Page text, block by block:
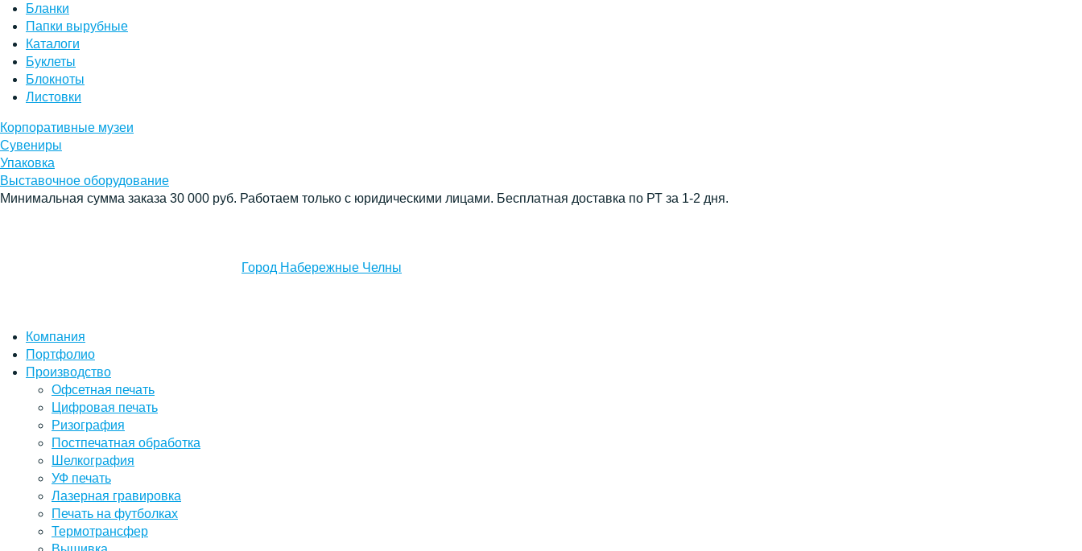
Бланки
Папки вырубные
Каталоги
Буклеты
Блокноты
Листовки
Корпоративные музеи
Сувениры
Упаковка
Выставочное оборудование
Минимальная сумма заказа 30 000 руб. Работаем только с юридическими лицами. Бесплатная доставка по РТ за 1-2 дня.
Город Набережные Челны
Компания
Портфолио
Производство
Офсетная печать
Цифровая печать
Ризография
Постпечатная обработка
Шелкография
УФ печать
Лазерная гравировка
Печать на футболках
Термотрансфер